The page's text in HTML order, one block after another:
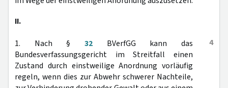
II.
4
1. Nach § 32 BVerfGG kann das
Bundesverfassungsgericht im Streitfall einen
Zustand durch einstweilige Anordnung vorläufig
regeln, wenn dies zur Abwehr schwerer Nachteile,